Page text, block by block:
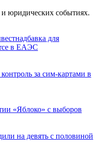
юридических событиях.
для
в ЕАЭС
за сим-картами в
«Яблоко» с выборов
на девять с половиной